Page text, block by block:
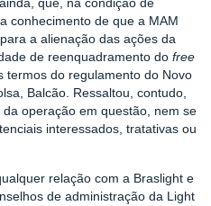
conhecimento de que a MAM
a alienação das ações da
de reenquadramento do free
termos do regulamento do Novo
Balcão. Ressaltou, contudo,
operação em questão, nem se
interessados, tratativas ou
relação com a Braslight e
de administração da Light